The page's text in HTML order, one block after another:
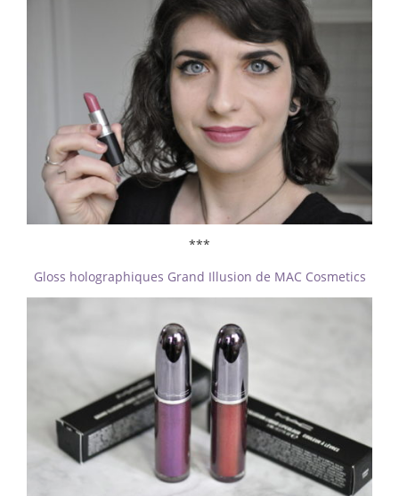
***
Gloss holographiques Grand Illusion de MAC Cosmetics